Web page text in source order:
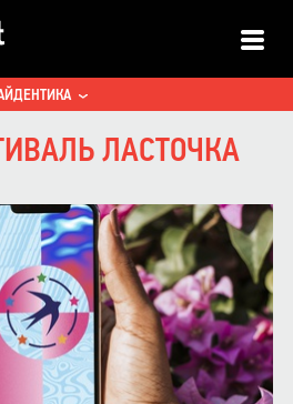
ИНТЕРАКТИВ
ЛАСТОЧКА